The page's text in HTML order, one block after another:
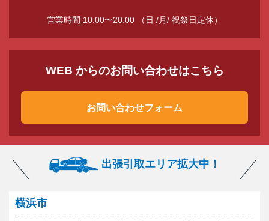
営業時間 10:00〜20:00 （日 /月/ 祝祭日定休）
WEB からのお問い合わせはこちら
お問い合わせフォーム
出張引取エリア拡大中！
横浜市